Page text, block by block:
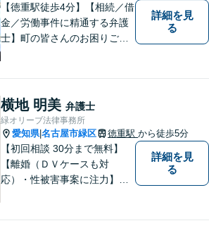
【徳重駅徒歩4分】【相続／借
金／労働事件に精通する弁護
士】町の皆さんのお困りごと
バー等の情報問題にも意欲高
く取り組みます。お困りごと
があれば。お気軽にご相談く
ださい。
詳細を見
る
横地 明美 弁護士
緑オリーブ法律事務所
愛知県|名古屋市緑区 徳重駅 から徒歩5分
【初回相談 30分まで無料】
【離婚（ＤＶケースも対
応）・性被害事案に注力】
詳細を見
る